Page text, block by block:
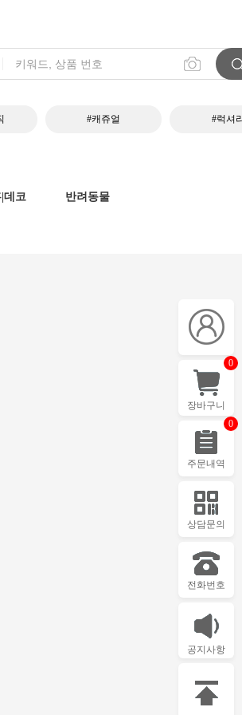
#캐쥬얼 #럭셔
|데코 반려동물
장바구니
0
주문내역
0
상담문의
전화번호
공지사항